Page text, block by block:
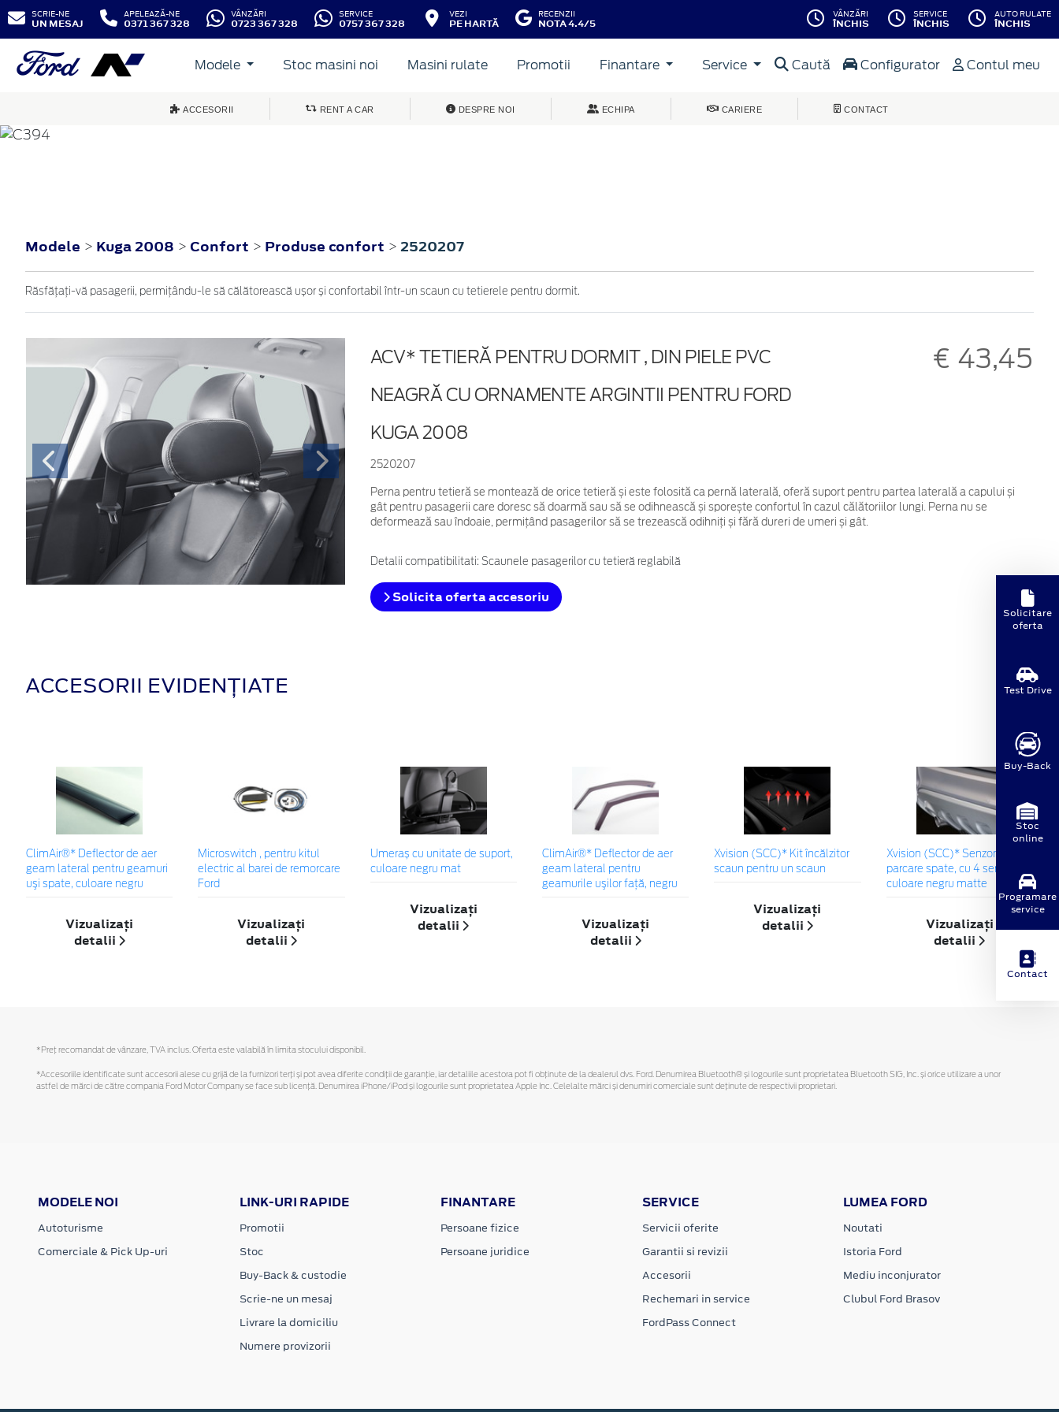
SCRIE-NE
UN MESAJ
APELEAZĂ-NE
0371 367 328
VÂNZĂRI
0723 367 328
SERVICE
0757 367 328
VEZI
PE HARTĂ
RECENZII
NOTA 4.4/5
VÂNZĂRI
ÎNCHIS
SERVICE
ÎNCHIS
AUTO RULATE
ÎNCHIS
Modele Stoc masini noi Masini rulate Promotii Finantare Service Caută Configurator Contul meu
ACCESORII RENT A CAR DESPRE NOI ECHIPA CARIERE CONTACT
Modele > Kuga 2008 > Confort > Produse confort > 2520207
Răsfățați-vă pasagerii, permițându-le să călătorească ușor și confortabil într-un scaun cu tetierele pentru dormit.
ACV* TETIERĂ PENTRU DORMIT , DIN PIELE PVC
NEAGRĂ CU ORNAMENTE ARGINTII PENTRU FORD
KUGA 2008
2520207
€ 43,45
Perna pentru tetieră se montează de orice tetieră și este folosită ca pernă laterală, oferă suport pentru partea laterală a capului și
gât pentru pasagerii care doresc să doarmă sau să se odihnească și sporește confortul în cazul călătoriilor lungi. Perna nu se
deformează sau îndoaie, permițând pasagerilor să se trezească odihniți și fără dureri de umeri și gât.
Detalii compatibilitati: Scaunele pasagerilor cu tetieră reglabilă
Solicita oferta accesoriu
ACCESORII EVIDENȚIATE
ClimAir®* Deflector de aer
geam lateral pentru geamuri
uşi spate, culoare negru
Vizualizați
detalii
Microswitch , pentru kitul
electric al barei de remorcare
Ford
Vizualizați
detalii
Umeraș cu unitate de suport,
culoare negru mat
Vizualizați
detalii
ClimAir®* Deflector de aer
geam lateral pentru
geamurile uşilor faţă, negru
Vizualizați
detalii
Xvision (SCC)* Kit încălzitor
scaun pentru un scaun
Vizualizați
detalii
Xvision (SCC)* Senzori de
parcare spate, cu 4 senzori de
culoare negru matte
Vizualizați
detalii
*Preţ recomandat de vânzare, TVA inclus. Oferta este valabilă în limita stocului disponibil.
*Accesoriile identificate sunt accesorii alese cu grijă de la furnizori terți și pot avea diferite condiții de garanție, iar detaliile acestora pot fi obținute de la dealerul dvs. Ford. Denumirea Bluetooth® și logourile sunt proprietatea Bluetooth SIG, Inc. și orice utilizare a unor
astfel de mărci de către compania Ford Motor Company se face sub licență. Denumirea iPhone/iPod și logourile sunt proprietatea Apple Inc. Celelalte mărci și denumiri comerciale sunt deținute de respectivii proprietari.
MODELE NOI
Autoturisme
Comerciale & Pick Up-uri
LINK-URI RAPIDE
Promotii
Stoc
Buy-Back & custodie
Scrie-ne un mesaj
Livrare la domiciliu
Numere provizorii
FINANTARE
Persoane fizice
Persoane juridice
SERVICE
Servicii oferite
Garantii si revizii
Accesorii
Rechemari in service
FordPass Connect
LUMEA FORD
Noutati
Istoria Ford
Mediu inconjurator
Clubul Ford Brasov
Solicitare
oferta
Test Drive
Buy-Back
Stoc
online
Programare
service
Contact